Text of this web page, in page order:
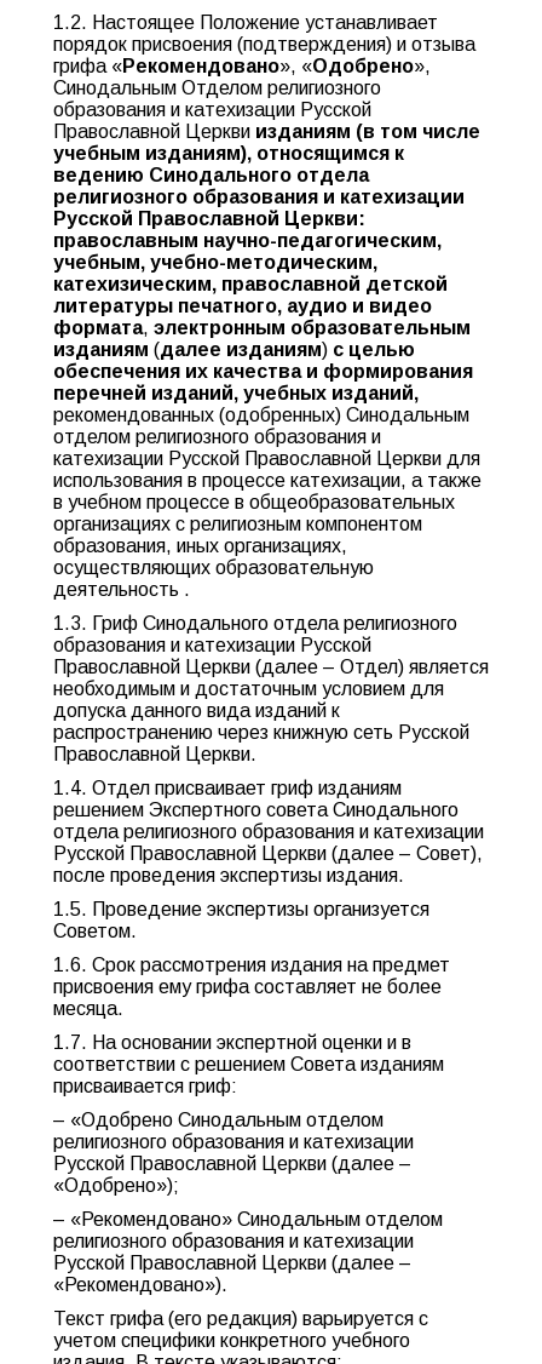
1.2. Настоящее Положение устанавливает
порядок присвоения (подтверждения) и отзыва
грифа «Рекомендовано», «Одобрено»,
Синодальным Отделом религиозного
образования и катехизации Русской
Православной Церкви изданиям (в том числе
учебным изданиям), относящимся к
ведению Синодального отдела
религиозного образования и катехизации
Русской Православной Церкви:
православным научно-педагогическим,
учебным, учебно-методическим,
катехизическим, православной детской
литературы печатного, аудио и видео
формата, электронным образовательным
изданиям (далее изданиям) с целью
обеспечения их качества и формирования
перечней изданий, учебных изданий,
рекомендованных (одобренных) Синодальным
отделом религиозного образования и
катехизации Русской Православной Церкви для
использования в процессе катехизации, а также
в учебном процессе в общеобразовательных
организациях с религиозным компонентом
образования, иных организациях,
осуществляющих образовательную
деятельность .
1.3. Гриф Синодального отдела религиозного
образования и катехизации Русской
Православной Церкви (далее – Отдел) является
необходимым и достаточным условием для
допуска данного вида изданий к
распространению через книжную сеть Русской
Православной Церкви.
1.4. Отдел присваивает гриф изданиям
решением Экспертного совета Синодального
отдела религиозного образования и катехизации
Русской Православной Церкви (далее – Совет),
после проведения экспертизы издания.
1.5. Проведение экспертизы организуется
Советом.
1.6. Срок рассмотрения издания на предмет
присвоения ему грифа составляет не более
месяца.
1.7. На основании экспертной оценки и в
соответствии с решением Совета изданиям
присваивается гриф:
– «Одобрено Синодальным отделом
религиозного образования и катехизации
Русской Православной Церкви (далее –
«Одобрено»);
– «Рекомендовано» Синодальным отделом
религиозного образования и катехизации
Русской Православной Церкви (далее –
«Рекомендовано»).
Текст грифа (его редакция) варьируется с
учетом специфики конкретного учебного